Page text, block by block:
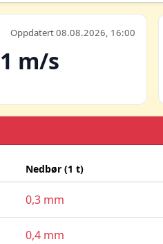
Oppdatert 08.08.2026, 16:00
1 m/s
Nedbør (1 t)
0,3 mm
0,4 mm